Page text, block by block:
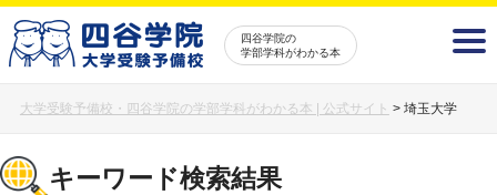
四谷学院の
学部学科がわかる本
大学受験予備校・四谷学院の学部学科がわかる本 | 公式サイト > 埼玉大学
キーワード検索結果